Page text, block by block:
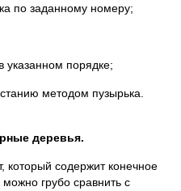
по заданному номеру;
указанном порядке;
методом пузырька.
деревья.
который содержит конечное
грубо сравнить с